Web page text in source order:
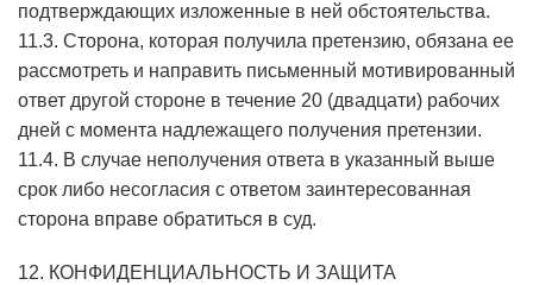
подтверждающих изложенные в ней обстоятельства.
11.3. Сторона, которая получила претензию, обязана ее
рассмотреть и направить письменный мотивированный
ответ другой стороне в течение 20 (двадцати) рабочих
дней с момента надлежащего получения претензии.
11.4. В случае неполучения ответа в указанный выше
срок либо несогласия с ответом заинтересованная
сторона вправе обратиться в суд.
12. КОНФИДЕНЦИАЛЬНОСТЬ И ЗАЩИТА